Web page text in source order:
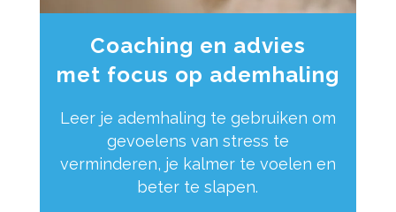
Coaching en advies
met focus op ademhaling
Leer je ademhaling te gebruiken om
gevoelens van stress te
verminderen, je kalmer te voelen en
beter te slapen.